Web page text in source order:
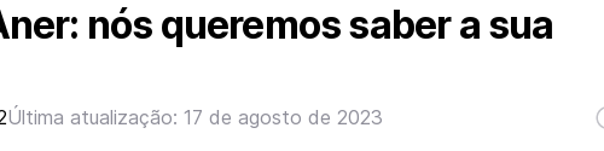
nós queremos saber a sua
Última atualização: 17 de agosto de 2023